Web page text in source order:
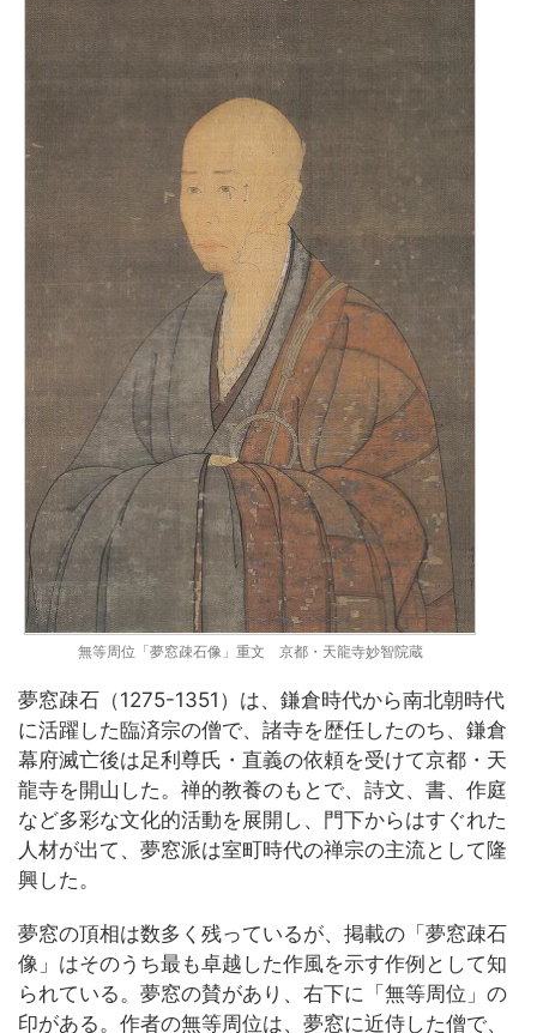
無等周位「夢窓疎石像」重文 京都・天龍寺妙智院蔵
夢窓疎石（1275-1351）は、鎌倉時代から南北朝時代
に活躍した臨済宗の僧で、諸寺を歴任したのち、鎌倉
幕府滅亡後は足利尊氏・直義の依頼を受けて京都・天
龍寺を開山した。禅的教養のもとで、詩文、書、作庭
など多彩な文化的活動を展開し、門下からはすぐれた
人材が出て、夢窓派は室町時代の禅宗の主流として隆
興した。
夢窓の頂相は数多く残っているが、掲載の「夢窓疎石
像」はそのうち最も卓越した作風を示す作例として知
られている。夢窓の賛があり、右下に「無等周位」の
印がある。作者の無等周位は、夢窓に近侍した僧で、